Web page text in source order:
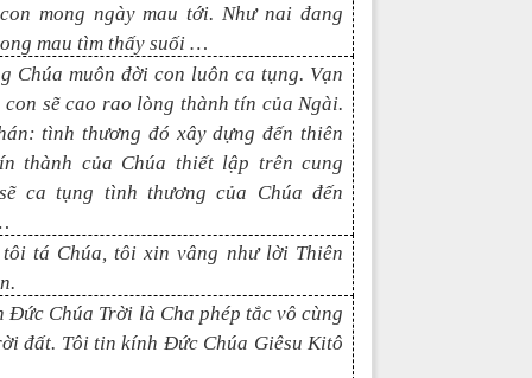
mong ngày mau tới. Như nai đang
mau tìm thấy suối …
Chúa muôn đời con luôn ca tụng. Vạn
con sẽ cao rao lòng thành tín của Ngài.
tình thương đó xây dựng đến thiên
thành của Chúa thiết lập trên cung
ca tụng tình thương của Chúa đến
tá Chúa, tôi xin vâng như lời Thiên
Đức Chúa Trời là Cha phép tắc vô cùng
đất. Tôi tin kính Đức Chúa Giêsu Kitô